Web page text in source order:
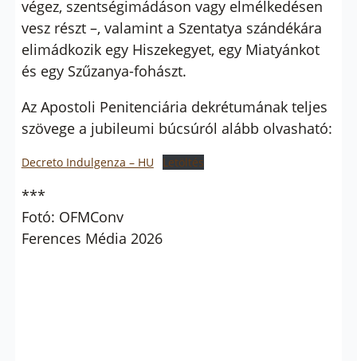
végez, szentségimádáson vagy elmélkedésen
vesz részt –, valamint a Szentatya szándékára
elimádkozik egy Hiszekegyet, egy Miatyánkot
és egy Szűzanya-fohászt.
Az Apostoli Penitenciária dekrétumának teljes
szövege a jubileumi búcsúról alább olvasható:
Decreto Indulgenza – HU Letöltés
***
Fotó: OFMConv
Ferences Média 2026